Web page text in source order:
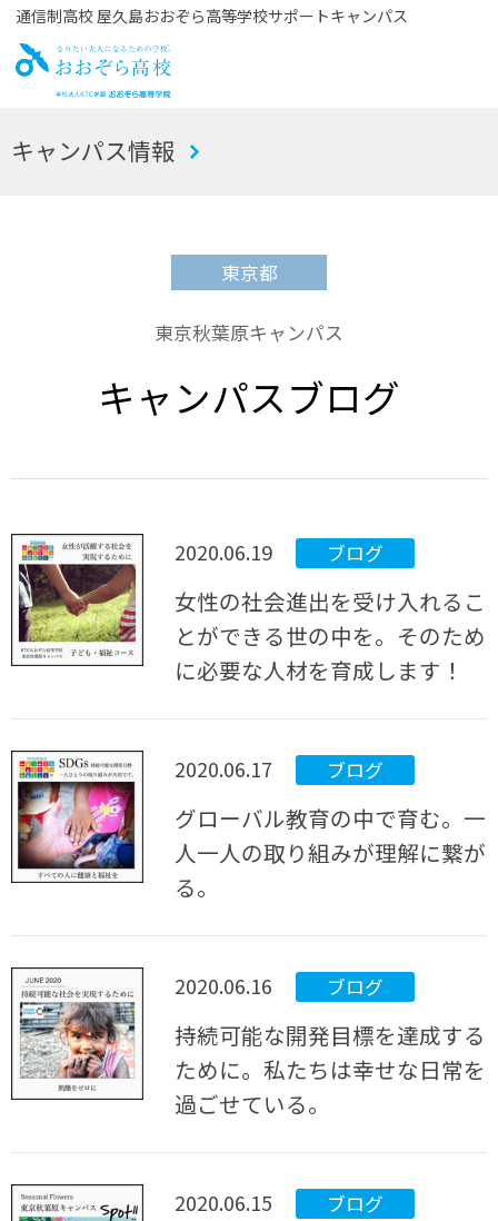
通信制高校 屋久島おおぞら高等学校サポートキャンパス
お
キャンパス情報
東京都
東京秋葉原キャンパス
キャンパスブログ
2020.06.19 ブログ
女性の社会進出を受け入れるこ
とができる世の中を。そのため
に必要な人材を育成します！
2020.06.17 ブログ
グローバル教育の中で育む。一
人一人の取り組みが理解に繋が
る。
2020.06.16 ブログ
持続可能な開発目標を達成する
ために。私たちは幸せな日常を
過ごせている。
2020.06.15 ブログ